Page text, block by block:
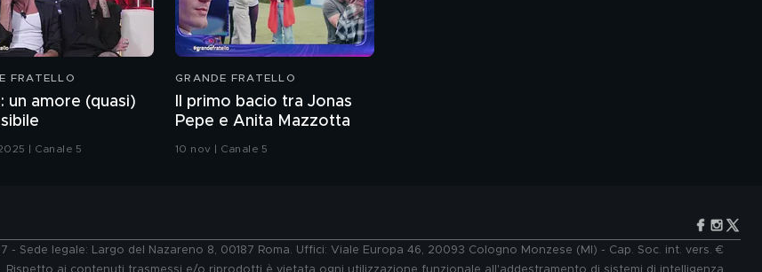
FRATELLO
un amore (quasi)
| Canale 5
GRANDE FRATELLO
Il primo bacio tra Jonas
Pepe e Anita Mazzotta
10 nov | Canale 5
- Sede legale: Largo del Nazareno 8, 00187 Roma. Uffici: Viale Europa 46, 20093 Cologno Monzese (MI) - Cap. Soc. int. vers. €